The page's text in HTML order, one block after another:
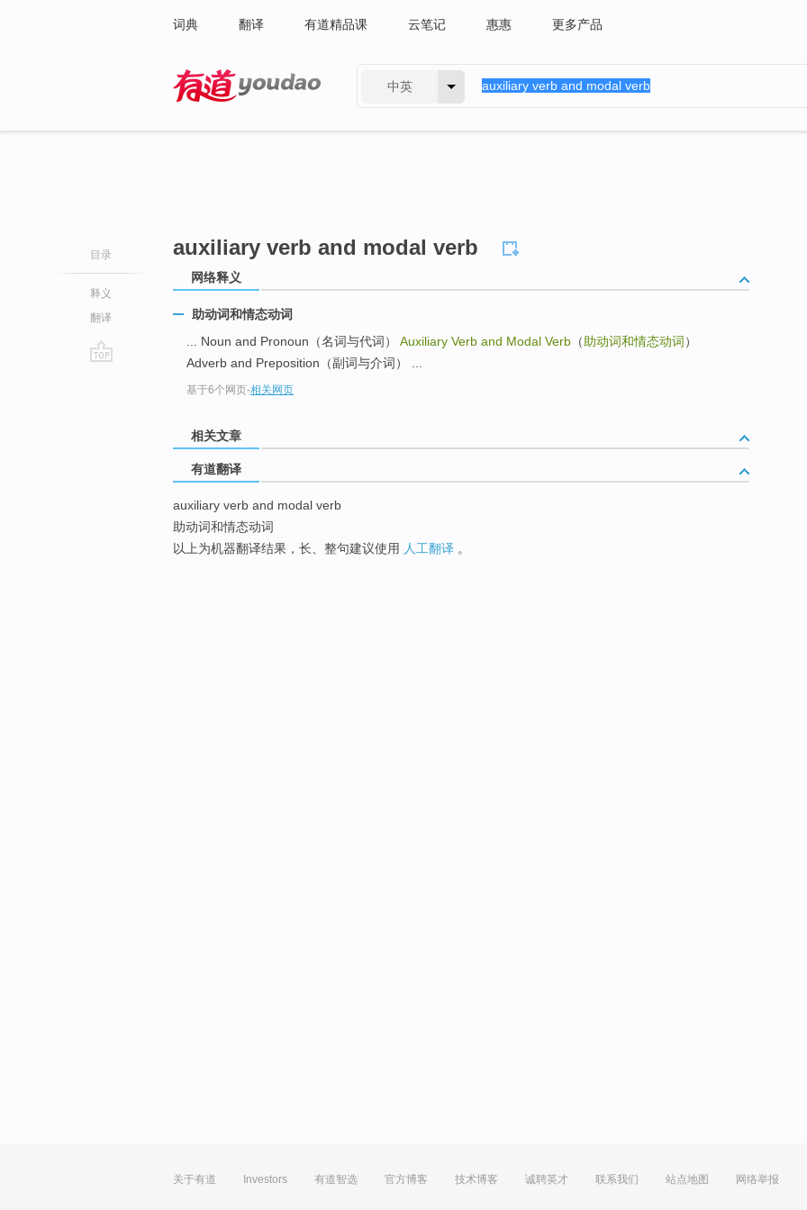
词典 翻译 有道精品课 云笔记 惠惠 更多产品
中英
目录
释义
翻译
auxiliary verb and modal verb
网络释义
助动词和情态动词
... Noun and Pronoun（名词与代词） Auxiliary Verb and Modal Verb （助动词和情态动词）
Adverb and Preposition（副词与介词） ...
基于6个网页-相关网页
相关文章
有道翻译
auxiliary verb and modal verb
助动词和情态动词
以上为机器翻译结果，长、整句建议使用 人工翻译 。
关于有道 Investors 有道智选 官方博客 技术博客 诚聘英才 联系我们 站点地图 网络举报